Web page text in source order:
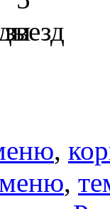
,
,